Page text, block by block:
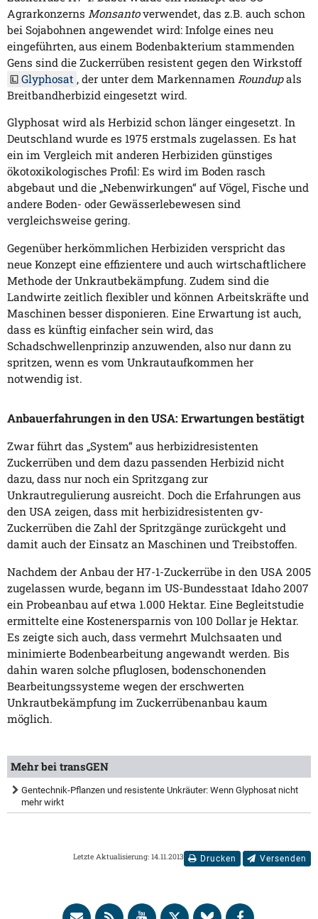
Agrarkonzerns Monsantoverwendet, das z.B. auch schon
bei Sojabohnen angewendet wird: Infolge eines neu
eingeführten, aus einem Bodenbakterium stammenden
Gens sind die Zuckerrüben resistent gegen den Wirkstoff
Glyphosat , der unter dem Markennamen Roundupals
Breitbandherbizid eingesetzt wird.
Glyphosat wird als Herbizid schon länger eingesetzt. In
Deutschland wurde es 1975 erstmals zugelassen. Es hat
ein im Vergleich mit anderen Herbiziden günstiges
ökotoxikologisches Profil: Es wird im Boden rasch
abgebaut und die „Nebenwirkungen“ auf Vögel, Fische und
andere Boden- oder Gewässerlebewesen sind
vergleichsweise gering.
Gegenüber herkömmlichen Herbiziden verspricht das
neue Konzept eine effizientere und auch wirtschaftlichere
Methode der Unkrautbekämpfung. Zudem sind die
Landwirte zeitlich flexibler und können Arbeitskräfte und
Maschinen besser disponieren. Eine Erwartung ist auch,
dass es künftig einfacher sein wird, das
Schadschwellenprinzip anzuwenden, also nur dann zu
spritzen, wenn es vom Unkrautaufkommen her
notwendig ist.
Anbauerfahrungen in den USA: Erwartungen bestätigt
Zwar führt das „System“ aus herbizidresistenten
Zuckerrüben und dem dazu passenden Herbizid nicht
dazu, dass nur noch ein Spritzgang zur
Unkrautregulierung ausreicht. Doch die Erfahrungen aus
den USA zeigen, dass mit herbizidresistenten gv-
Zuckerrüben die Zahl der Spritzgänge zurückgeht und
damit auch der Einsatz an Maschinen und Treibstoffen.
Nachdem der Anbau der H7-1-Zuckerrübe in den USA 2005
zugelassen wurde, begann im US-Bundesstaat Idaho 2007
ein Probeanbau auf etwa 1.000 Hektar. Eine Begleitstudie
ermittelte eine Kostenersparnis von 100 Dollar je Hektar.
Es zeigte sich auch, dass vermehrt Mulchsaaten und
minimierte Bodenbearbeitung angewandt werden. Bis
dahin waren solche pfluglosen, bodenschonenden
Bearbeitungssysteme wegen der erschwerten
Unkrautbekämpfung im Zuckerrübenanbau kaum
möglich.
Mehr bei transGEN
Gentechnik-Pflanzen und resistente Unkräuter: Wenn Glyphosat nicht
mehr wirkt
Drucken Versenden
Letzte Aktualisierung: 14.11.2013